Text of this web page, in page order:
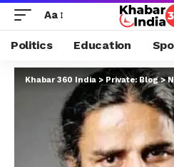
Aa
Politics Education
Khabar 360 India > Private: Blog>